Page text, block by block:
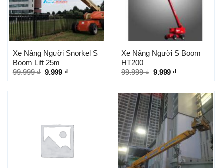
Xe Nâng Người Snorkel S
Boom Lift 25m
99.999₫ 9.999 ₫
Xe Nâng Người S Boom
HT200
99.999₫ 9.999 ₫